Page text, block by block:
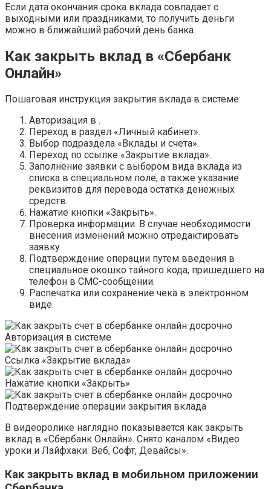
Если дата окончания срока вклада совпадает с
выходными или праздниками, то получить деньги
можно в ближайший рабочий день банка.
Как закрыть вклад в «Сбербанк
Онлайн»
Пошаговая инструкция закрытия вклада в системе:
Авторизация в .
Переход в раздел «Личный кабинет».
Выбор подраздела «Вклады и счета».
Переход по ссылке «Закрытие вклада».
Заполнение заявки с выбором вида вклада из
списка в специальном поле, а также указание
реквизитов для перевода остатка денежных
средств.
Нажатие кнопки «Закрыть».
Проверка информации. В случае необходимости
внесения изменений можно отредактировать
заявку.
Подтверждение операции путем введения в
специальное окошко тайного кода, пришедшего на
телефон в СМС-сообщении.
Распечатка или сохранение чека в электронном
виде.
Авторизация в системе
Ссылка «Закрытие вклада»
Нажатие кнопки «Закрыть»
Подтверждение операции закрытия вклада
В видеоролике наглядно показывается как закрыть
вклад в «Сбербанк Онлайн». Снято каналом «Видео
уроки и Лайфхаки. Веб, Софт, Девайсы».
Как закрыть вклад в мобильном приложении